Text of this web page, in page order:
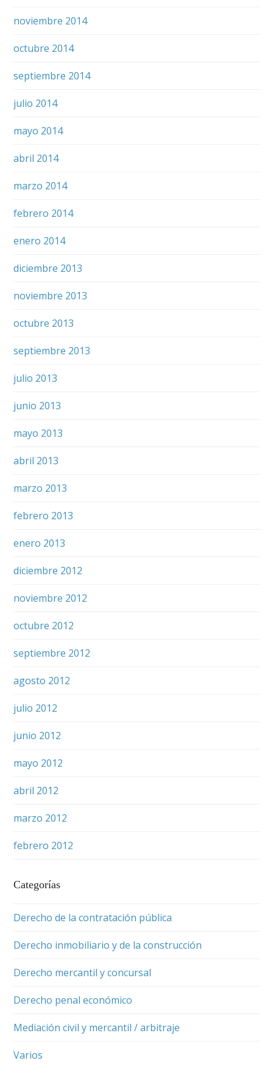
noviembre 2014
octubre 2014
septiembre 2014
julio 2014
mayo 2014
abril 2014
marzo 2014
febrero 2014
enero 2014
diciembre 2013
noviembre 2013
octubre 2013
septiembre 2013
julio 2013
junio 2013
mayo 2013
abril 2013
marzo 2013
febrero 2013
enero 2013
diciembre 2012
noviembre 2012
octubre 2012
septiembre 2012
agosto 2012
julio 2012
junio 2012
mayo 2012
abril 2012
marzo 2012
febrero 2012
Categorías
Derecho de la contratación pública
Derecho inmobiliario y de la construcción
Derecho mercantil y concursal
Derecho penal económico
Mediación civil y mercantil / arbitraje
Varios